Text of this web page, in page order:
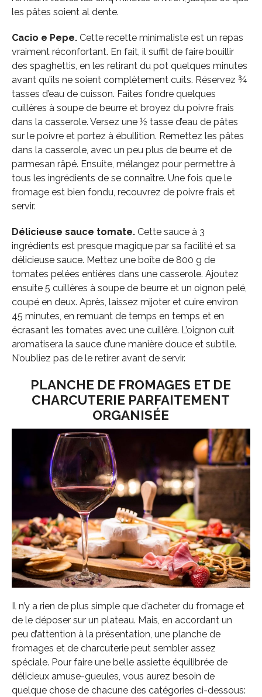
les pâtes soient al dente.
Cacio e Pepe.Cette recette minimaliste est un repas
vraiment réconfortant. En fait, il suffit de faire bouillir
des spaghettis, en les retirant du pot quelques minutes
avant qu’ils ne soient complètement cuits. Réservez ¾
tasses d’eau de cuisson. Faites fondre quelques
cuillères à soupe de beurre et broyez du poivre frais
dans la casserole. Versez une ½ tasse d’eau de pâtes
sur le poivre et portez à ébullition. Remettez les pâtes
dans la casserole, avec un peu plus de beurre et de
parmesan râpé. Ensuite, mélangez pour permettre à
tous les ingrédients de se connaître. Une fois que le
fromage est bien fondu, recouvrez de poivre frais et
servir.
Délicieuse sauce tomate.Cette sauce à 3
ingrédients est presque magique par sa facilité et sa
délicieuse sauce. Mettez une boîte de 800 g de
tomates pelées entières dans une casserole. Ajoutez
ensuite 5 cuillères à soupe de beurre et un oignon pelé,
coupé en deux. Après, laissez mijoter et cuire environ
45 minutes, en remuant de temps en temps et en
écrasant les tomates avec une cuillère. L’oignon cuit
aromatisera la sauce d’une manière douce et subtile.
N’oubliez pas de le retirer avant de servir.
PLANCHE DE FROMAGES ET DE
CHARCUTERIE PARFAITEMENT
ORGANISÉE
Il n’y a rien de plus simple que d’acheter du fromage et
de le déposer sur un plateau. Mais, en accordant un
peu d’attention à la présentation, une planche de
fromages et de charcuterie peut sembler assez
spéciale. Pour faire une belle assiette équilibrée de
délicieux amuse-gueules, vous aurez besoin de
quelque chose de chacune des catégories ci-dessous: